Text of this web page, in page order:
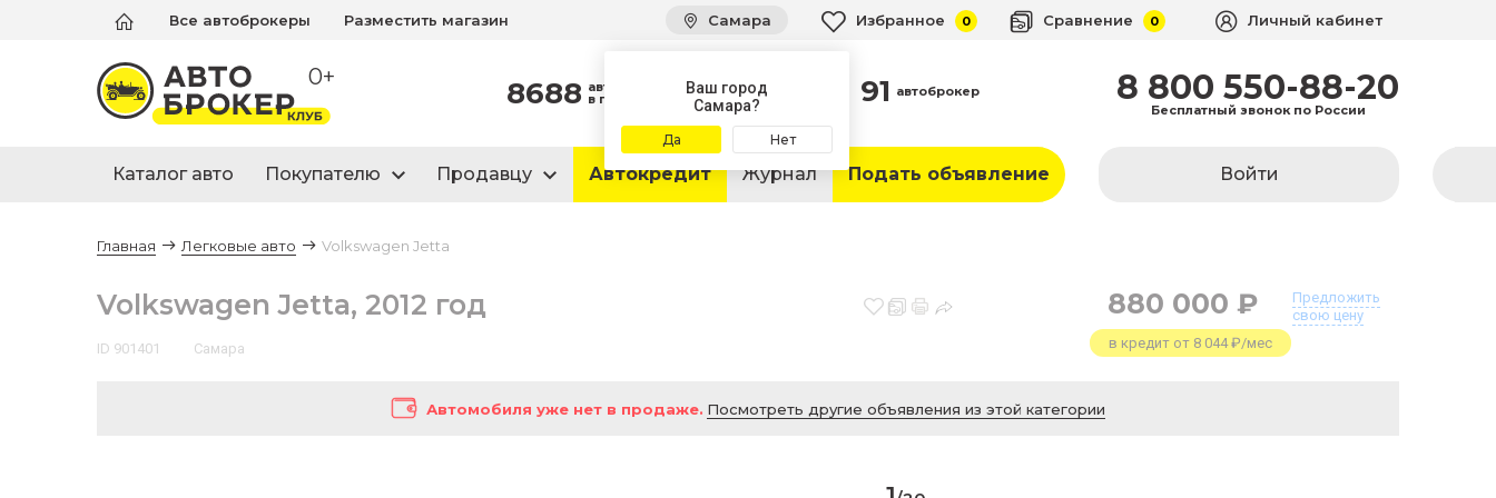
Все автоброкеры Разместить магазин Самара
Ваш город
Самара?
Да Нет
Избранное 0 Сравнение 0 Личный кабинет
0+ 8688 автомобилей
в продаже 91 автоброкер 8 800 550-88-20
Бесплатный звонок по России
Каталог авто Покупателю Продавцу Автокредит Журнал Подать объявление Войти
Главная Легковые авто Volkswagen Jetta
Volkswagen Jetta, 2012 год
ID 901401 Самара
880 000 ₽
Предложить
свою цену
в кредит от 8 044 ₽/мес
Автомобиля уже нет в продаже. Посмотреть другие объявления из этой категории